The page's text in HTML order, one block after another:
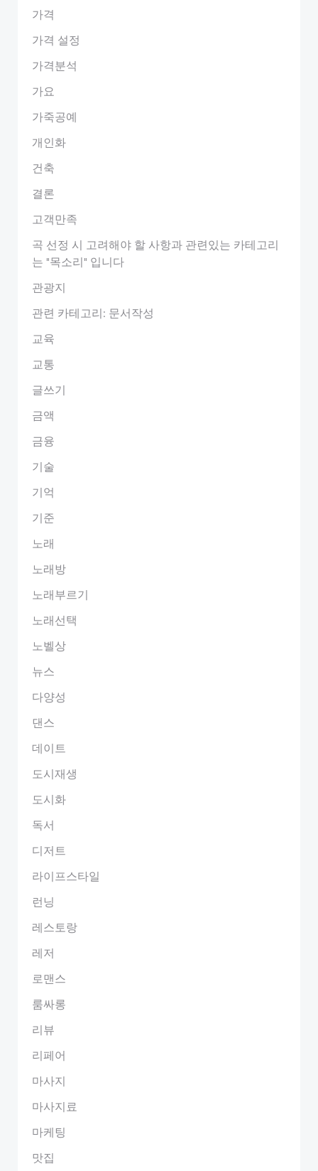
가격
가격 설정
가격분석
가요
가죽공예
개인화
건축
결론
고객만족
곡 선정 시 고려해야 할 사항과 관련있는 카테고리
는 "목소리" 입니다
관광지
관련 카테고리: 문서작성
교육
교통
글쓰기
금액
금융
기술
기억
기준
노래
노래방
노래부르기
노래선택
노벨상
뉴스
다양성
댄스
데이트
도시재생
도시화
독서
디저트
라이프스타일
런닝
레스토랑
레저
로맨스
룸싸롱
리뷰
리페어
마사지
마사지료
마케팅
맛집